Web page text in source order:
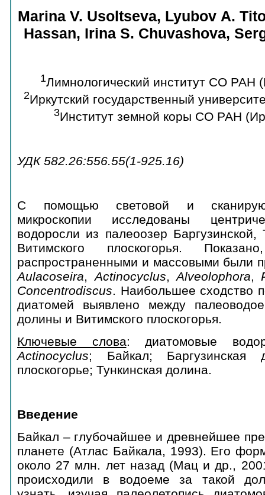
Marina V. Usoltseva, Lyubov А.
Hassan, Irina S. Chuvashova,
1Лимнологический институт СО РАН
2Иркутский государственный
3Институт земной коры СО РАН
УДК 582.26:556.55(1-925.16)
C помощью световой и
микроскопии исследованы
водоросли из палеоозер Баргузинской,
Витимского плоскогорья.
распространенными и массовыми были
Aulacoseira,Actinocyclus, Alveolophora,
Concentrodiscus. Наибольшее сходство
диатомей выявлено между
долины и Витимского плоскогорья.
Ключевые слова: диатомовые
Actinocyclus; Байкал; Баргузинская
плоскогорье; Тункинская долина.
Введение
Байкал – глубочайшее и древнейшее
планете (Атлас Байкала, 1993). Его
около 27 млн. лет назад (Мац и др.,
происходили в водоеме за такой